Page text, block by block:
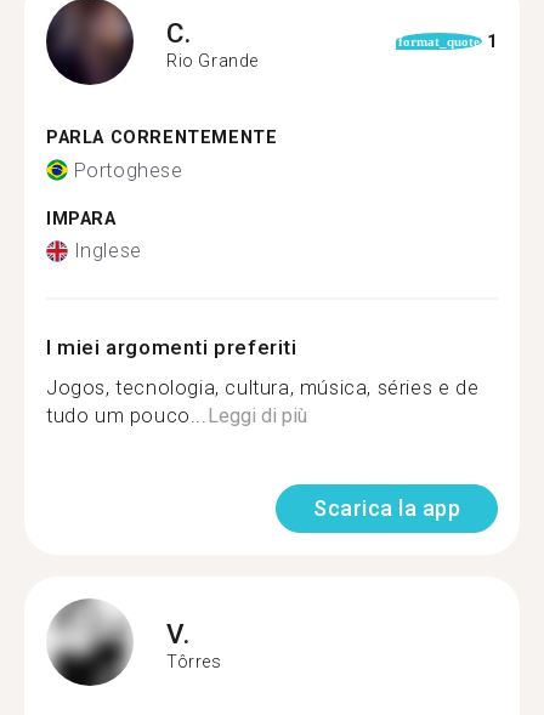
C.
Rio Grande
format_quote 1
PARLA CORRENTEMENTE
Portoghese
IMPARA
Inglese
I miei argomenti preferiti
Jogos, tecnologia, cultura, música, séries e de
tudo um pouco...Leggi di più
Scarica la app
V.
Tôrres